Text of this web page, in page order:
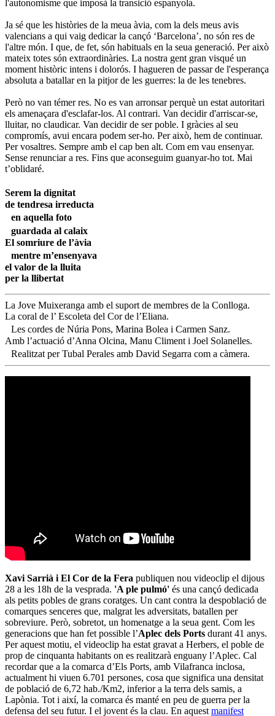
l'autonomisme que imposà la transició espanyola.
Ja sé que les històries de la meua àvia, com la dels meus avis
valencians a qui vaig dedicar la cançó ‘Barcelona’, no són res de
l'altre món. I que, de fet, són habituals en la seua generació. Per això
mateix totes són extraordinàries. La nostra gent gran visqué un
moment històric intens i dolorós. I hagueren de passar de l'esperança
absoluta a batallar en la pitjor de les guerres: la de les tenebres.
Però no van témer res. No es van arronsar perquè un estat autoritari
els amenaçara d'esclafar-los. Al contrari. Van decidir d'arriscar-se,
lluitar, no claudicar. Van decidir de ser poble. I gràcies al seu
compromís, avui encara podem ser-ho. Per això, hem de continuar.
Per vosaltres. Sempre amb el cap ben alt. Com em vau ensenyar.
Sense renunciar a res. Fins que aconseguim guanyar-ho tot. Mai
t’oblidaré.
Serem la dignitat
de tendresa irreducta
en aquella foto
guardada al calaix
El somriure de l’àvia
mentre m’ensenyava
el valor de la lluita
per la llibertat
La Jove Muixeranga amb el suport de membres de la Conlloga.
La coral de l’ Escoleta del Cor de l’Eliana.
Les cordes de Núria Pons, Marina Bolea i Carmen Sanz.
Amb l’actuació d’Anna Olcina, Manu Climent i Joel Solanelles.
Realitzat per Tubal Perales amb David Segarra com a càmera.
Xavi Sarrià i El Cor de la Fera publiquen nou videoclip el dijous
28 a les 18h de la vesprada. 'A ple pulmó' és una cançó dedicada
als petits pobles de grans coratges. Un cant contra la despoblació de
comarques senceres que, malgrat les adversitats, batallen per
sobreviure. Però, sobretot, un homenatge a la seua gent. Com les
generacions que han fet possible l’Aplec dels Ports durant 41 anys.
Per aquest motiu, el videoclip ha estat gravat a Herbers, el poble de
prop de cinquanta habitants on es realitzarà enguany l’Aplec. Cal
recordar que a la comarca d’Els Ports, amb Vilafranca inclosa,
actualment hi viuen 6.701 persones, cosa que significa una densitat
de població de 6,72 hab./Km2, inferior a la terra dels samis, a
Lapònia. Tot i així, la comarca és manté en peu de guerra per la
defensa del seu futur. I el jovent és la clau. En aquest manifest